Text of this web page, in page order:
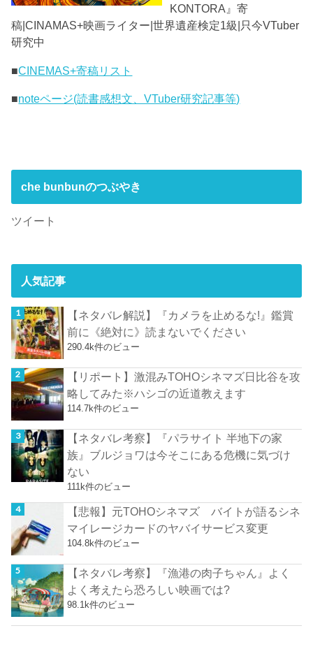
KONTORA』寄
稿|CINAMAS+映画ライター|世界遺産検定1級|只今VTuber
研究中
■CINEMAS+寄稿リスト
■noteページ(読書感想文、VTuber研究記事等)
che bunbunのつぶやき
ツイート
人気記事
【ネタバレ解説】『カメラを止めるな!』鑑賞
前に《絶対に》読まないでください
290.4k件のビュー
【リポート】激混みTOHOシネマズ日比谷を攻
略してみた※ハシゴの近道教えます
114.7k件のビュー
【ネタバレ考察】『パラサイト 半地下の家
族』ブルジョワは今そこにある危機に気づけ
ない
111k件のビュー
【悲報】元TOHOシネマズ バイトが語るシネ
マイレージカードのヤバイサービス変更
104.8k件のビュー
【ネタバレ考察】『漁港の肉子ちゃん』よく
よく考えたら恐ろしい映画では?
98.1k件のビュー